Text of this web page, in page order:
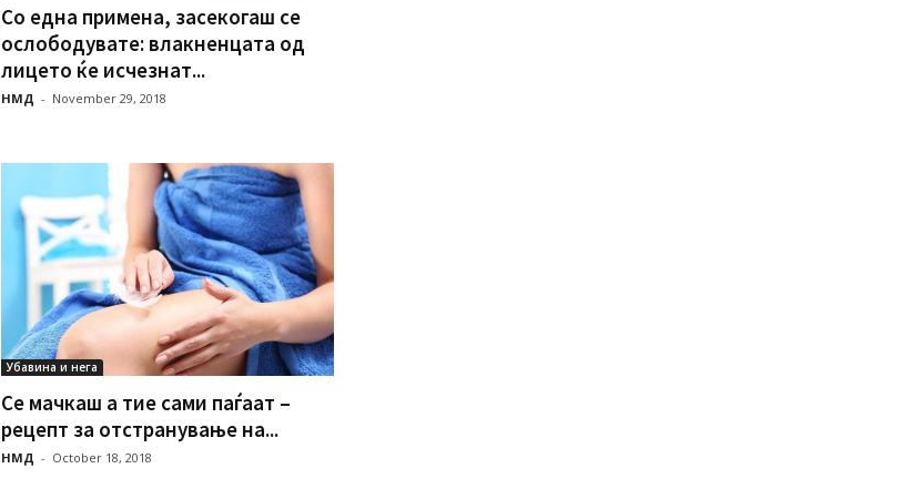
Со една примена, засекогаш се
ослободувате: влакненцата од
лицето ќе исчезнат...
НМД - November 29, 2018
Убавина и нега
Се мачкаш а тие сами паѓаат –
рецепт за отстранување на...
НМД - October 18, 2018